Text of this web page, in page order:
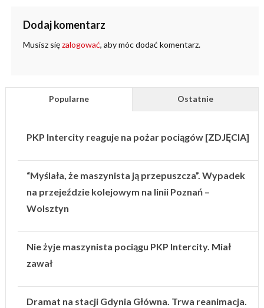
Dodaj komentarz
Musisz sięzalogować, aby móc dodać komentarz.
Popularne Ostatnie
PKP Intercity reaguje na pożar pociągów [ZDJĘCIA]
“Myślała, że maszynista ją przepuszcza”. Wypadek
na przejeździe kolejowym na linii Poznań –
Wolsztyn
Nie żyje maszynista pociągu PKP Intercity. Miał
zawał
Dramat na stacji Gdynia Główna. Trwa reanimacja.